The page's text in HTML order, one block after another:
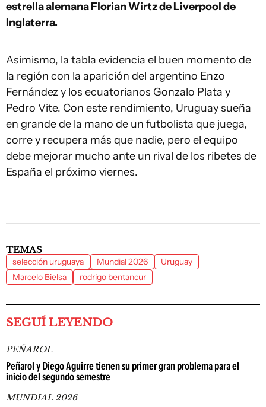
estrella alemana Florian Wirtz de Liverpool de
Inglaterra.
Asimismo, la tabla evidencia el buen momento de
la región con la aparición del argentino Enzo
Fernández y los ecuatorianos Gonzalo Plata y
Pedro Vite. Con este rendimiento, Uruguay sueña
en grande de la mano de un futbolista que juega,
corre y recupera más que nadie, pero el equipo
debe mejorar mucho ante un rival de los ribetes de
España el próximo viernes.
TEMAS
selección uruguaya Mundial 2026
Uruguay
Marcelo Bielsa
rodrigo bentancur
SEGUÍ LEYENDO
PEÑAROL
Peñarol y Diego Aguirre tienen su primer gran problema para el
inicio del segundo semestre
MUNDIAL 2026